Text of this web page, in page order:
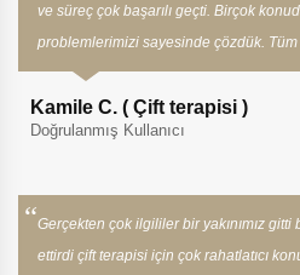
ve süreç çok başarılı geçti. Birçok
problemlerimizi sayesinde çözdük.
Kamile C. ( Çift terapisi )
Doğrulanmış Kullanıcı
Gerçekten çok ilgililer bir yakınımız
ettirdi çift terapisi için çok rahatlatıcı